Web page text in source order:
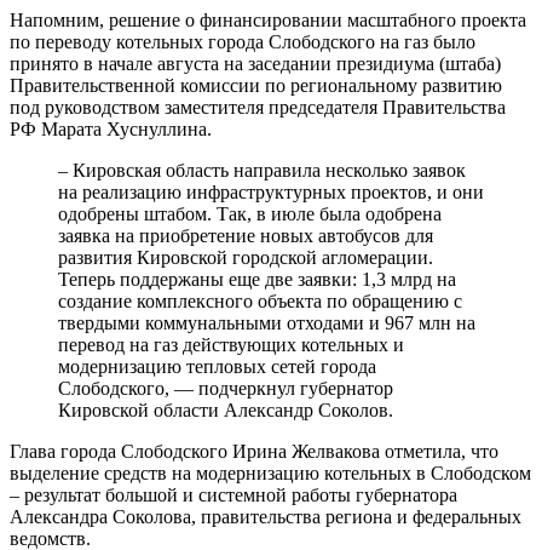
Напомним, решение о финансировании масштабного проекта
по переводу котельных города Слободского на газ было
принято в начале августа на заседании президиума (штаба)
Правительственной комиссии по региональному развитию
под руководством заместителя председателя Правительства
РФ Марата Хуснуллина.
– Кировская область направила несколько заявок
на реализацию инфраструктурных проектов, и они
одобрены штабом. Так, в июле была одобрена
заявка на приобретение новых автобусов для
развития Кировской городской агломерации.
Теперь поддержаны еще две заявки: 1,3 млрд на
создание комплексного объекта по обращению с
твердыми коммунальными отходами и 967 млн на
перевод на газ действующих котельных и
модернизацию тепловых сетей города
Слободского, — подчеркнул губернатор
Кировской области Александр Соколов.
Глава города Слободского Ирина Желвакова отметила, что
выделение средств на модернизацию котельных в Слободском
– результат большой и системной работы губернатора
Александра Соколова, правительства региона и федеральных
ведомств.